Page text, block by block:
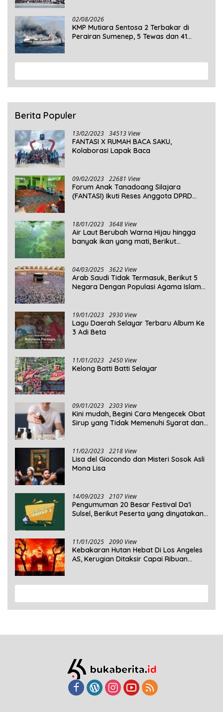
02/08/2026
KMP Mutiara Sentosa 2 Terbakar di
Perairan Sumenep, 5 Tewas dan 41
Berita Populer
13/02/2023 34513 View
FANTASI X RUMAH BACA SAKU,
Kolaborasi Lapak Baca
09/02/2023 22681 View
Forum Anak Tanadoang Silajara
(FANTASI) Ikuti Reses Anggota DPRD
18/01/2023 3648 View
Air Laut Berubah Warna Hijau hingga
banyak ikan yang mati, Berikut
04/03/2025 3622 View
Arab Saudi Tidak Termasuk, Berikut 5
Negara Dengan Populasi Agama Islam
19/01/2023 2930 View
Lagu Daerah Selayar Terbaru Album Ke
3 Adi Beta
11/01/2023 2450 View
Kelong Batti Batti Selayar
09/01/2023 2303 View
Kini mudah, Begini Cara Mengecek Obat
Sirup yang Tidak Memenuhi Syarat dan
11/02/2023 2218 View
Lisa del Giocondo dan Misteri Sosok Asli
Mona Lisa
14/09/2023 2107 View
Pengumuman 20 Besar Festival Da’i
Sulsel, Berikut Peserta yang dinyatakan
11/01/2025 2090 View
Kebakaran Hutan Hebat Di Los Angeles
AS, Kerugian Ditaksir Capai Ribuan